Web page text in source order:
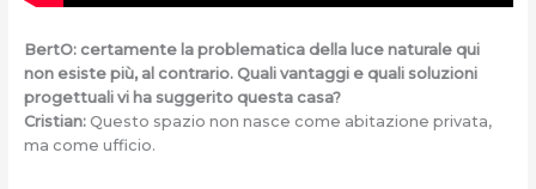
BertO: certamente la problematica della luce naturale qui
non esiste più, al contrario. Quali vantaggi e quali soluzioni
progettuali vi ha suggerito questa casa?
Cristian:Questo spazio non nasce come abitazione privata,
ma come ufficio.